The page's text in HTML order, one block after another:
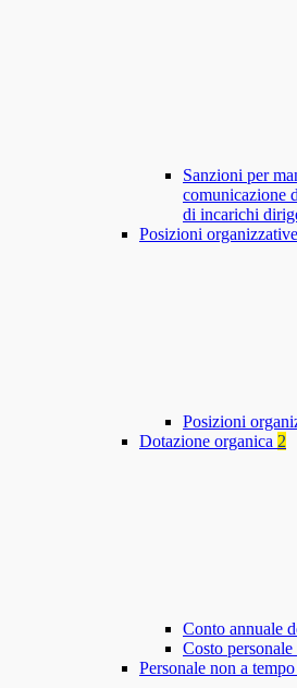
Sanzioni per
comunicazione
di incarichi
Posizioni organizzative
Posizioni
Dotazione organica 2
Conto annuale
Costo
Personale non a